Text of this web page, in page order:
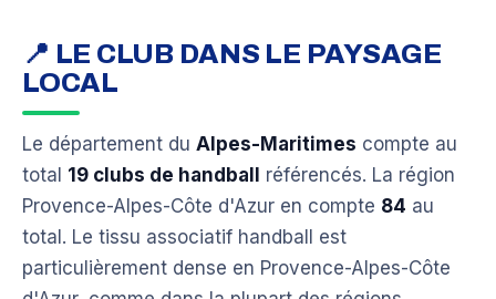
📍 LE CLUB DANS LE PAYSAGE
LOCAL
Le département du Alpes-Maritimes compte au
total 19 clubs de handball
référencés. La région
Provence-Alpes-Côte d'Azur en compte 84 au
total. Le tissu associatif handball est
particulièrement dense en Provence-Alpes-Côte